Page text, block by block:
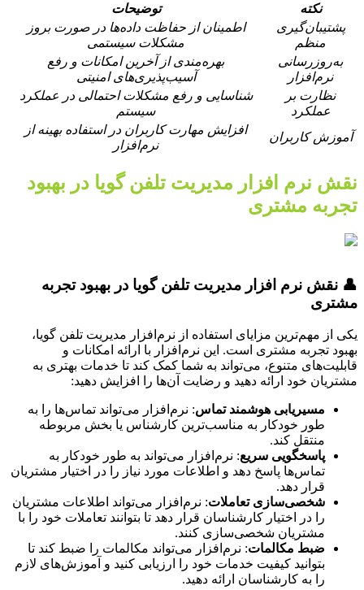
نکته
توضیحات
پشتیبان‌گیری
منظم
اطمینان از حفاظت داده‌ها در صورت بروز
مشکلات سیستمی
به‌روزرسانی
نرم‌افزار
بهره‌مندی از آخرین امکانات و رفع
آسیب‌پذیری‌های امنیتی
نظارت بر
عملکرد
شناسایی و رفع مشکلات احتمالی در عملکرد
سیستم
آموزش کاربران
افزایش مهارت کاربران در استفاده بهینه از
نرم‌افزار
نقش نرم افزار مدیریت تلفن گویا در بهبود
تجربه مشتری
👤 نقش نرم افزار مدیریت تلفن گویا در بهبود تجربه
مشتری
یکی از مهم‌ترین مزایای استفاده از نرم‌افزار مدیریت تلفن گویا،
بهبود تجربه مشتری است. این نرم‌افزار با ارائه امکانات و
قابلیت‌های متنوع، می‌تواند به شما کمک کند تا خدمات بهتری به
مشتریان خود ارائه دهید و رضایت آن‌ها را افزایش دهید:
مسیریابی هوشمند تماس: نرم‌افزار می‌تواند تماس‌ها را به
طور خودکار به مناسب‌ترین کارشناس یا بخش مربوطه
منتقل کند.
پاسخگویی سریع: نرم‌افزار می‌تواند به طور خودکار به
تماس‌ها پاسخ دهد و اطلاعات مورد نیاز را در اختیار مشتریان
قرار دهد.
شخصی‌سازی تعاملات: نرم‌افزار می‌تواند اطلاعات مشتریان
را در اختیار کارشناسان قرار دهد تا بتوانند تعاملات خود را با
مشتریان شخصی‌سازی کنند.
ضبط مکالمات: نرم‌افزار می‌تواند مکالمات را ضبط کند تا
بتوانید کیفیت خدمات خود را ارزیابی کنید و آموزش‌های لازم
را به کارشناسان ارائه دهید.